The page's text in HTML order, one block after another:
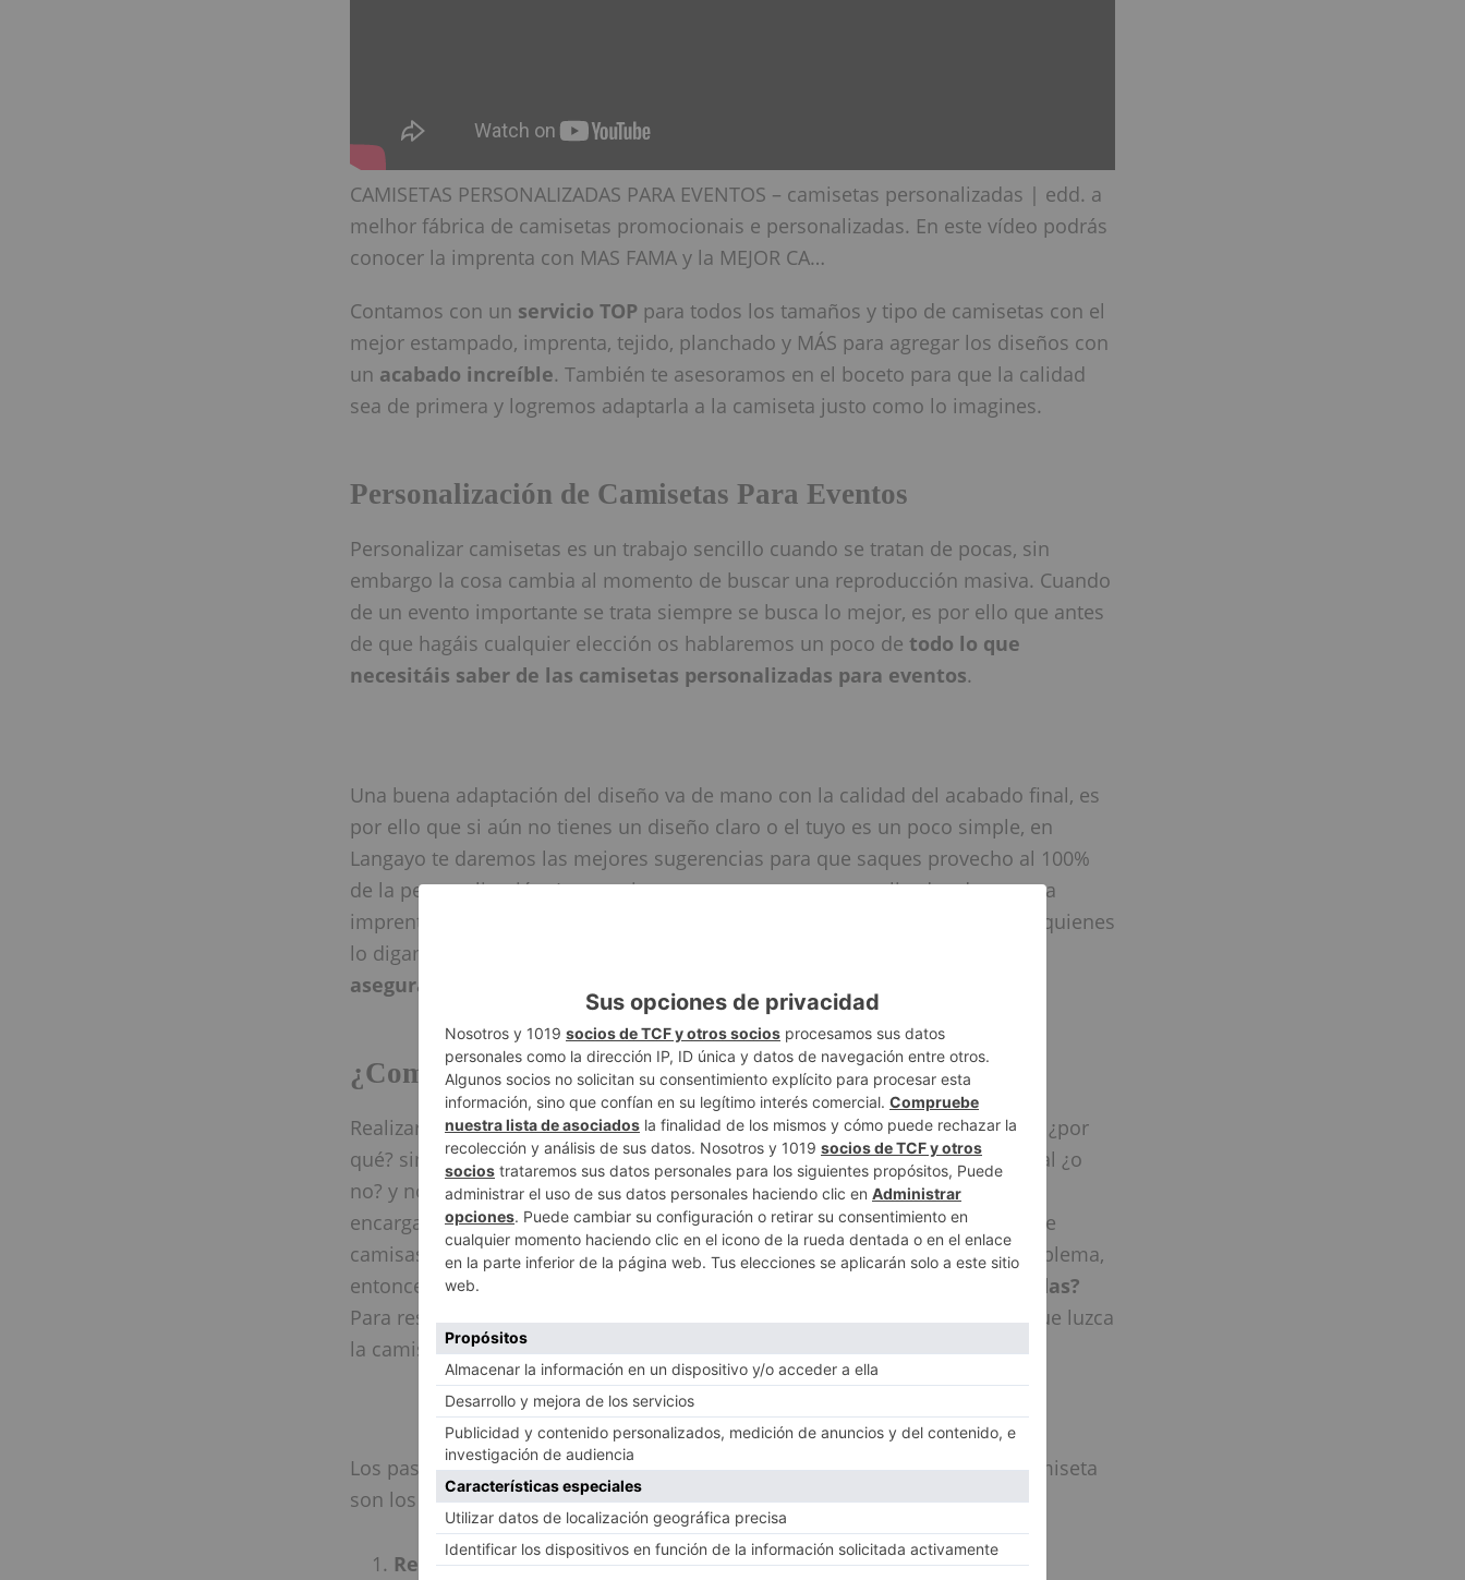
CAMISETAS PERSONALIZADAS PARA EVENTOS – camisetas personalizadas | edd. a
melhor fábrica de camisetas promocionais e personalizadas. En este vídeo podrás
conocer la imprenta con MAS FAMA y la MEJOR CA…
Contamos con un servicio TOP para todos los tamaños y tipo de camisetas con el
mejor estampado, imprenta, tejido, planchado y MÁS para agregar los diseños con
un acabado increíble. También te asesoramos en el boceto para que la calidad
sea de primera y logremos adaptarla a la camiseta justo como lo imagines.
Personalización de Camisetas Para Eventos
Personalizar camisetas es un trabajo sencillo cuando se tratan de pocas, sin
embargo la cosa cambia al momento de buscar una reproducción masiva. Cuando
de un evento importante se trata siempre se busca lo mejor, es por ello que antes
de que hagáis cualquier elección os hablaremos un poco de todo lo que
necesitáis saber de las camisetas personalizadas para eventos.
Una buena adaptación del diseño va de mano con la calidad del acabado final, es
por ello que si aún no tienes un diseño claro o el tuyo es un poco simple, en
Langayo te daremos las mejores sugerencias para que saques provecho al 100%
de la personalización. Las camisetas para eventos personalizadas de nuestra
imprenta, serán de
que podrás ver, pero para no ser nosotros quienes
lo digamos ¿por qué no lo pruebas y formas parte de la experiencia?
aseguramos satisfacción total con los resultados!
¿Como Hacer Mis Camisetas Personalizadas?
Realizar la personalización de camisetas siempre ha sido un tema a debatir ¿por
qué? simplemente porque la calidad buscada siempre es la más excepcional ¿o
no? y no todos confían de primeras en cualquier lugar para que sean los
encargados de llevar dicho trabajo a cabo. Muchas veces la gran cantidad de
camisas a personalizar no tienen el mismo terminado por lo cual es un problema,
entonces os preguntaréis
¿como tener las mejores camisas personalizadas?
Para responder la cuestión anterior, deben tener en mente como quieres que luzca
la camisetas luego lo demás ya es sumamente sencillo
Los pasos que consideramos para personalizar de manera perfecta una camiseta
son los siguientes:
Realizar un buen diseño